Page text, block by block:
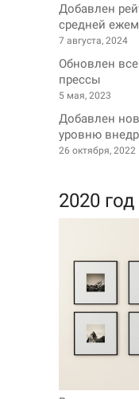
Добавлен
средней
7 августа, 2024
Обновлен
прессы
5 мая, 2023
Добавлен
уровню
26 октября, 2022
2020